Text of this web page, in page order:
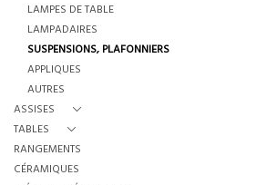
LAMPES DE TABLE
LAMPADAIRES
SUSPENSIONS, PLAFONNIERS
APPLIQUES
AUTRES
ASSISES
TABLES
RANGEMENTS
CÉRAMIQUES